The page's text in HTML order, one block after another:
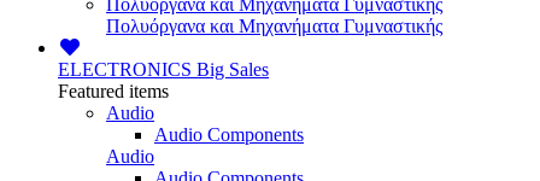
Πολυόργανα και Μηχανήματα Γυμναστικής
Πολυόργανα και Μηχανήματα Γυμναστικής
ELECTRONICS Big Sales
Featured items
Audio
Audio Components
Audio